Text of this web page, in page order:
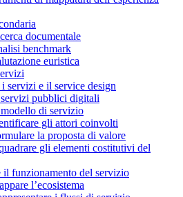
documentale
benchmark
euristica
servizi e il service design
servizi pubblici digitali
di servizio
gli attori coinvolti
la proposta di valore
gli elementi costitutivi del
il funzionamento del servizio
l’ecosistema